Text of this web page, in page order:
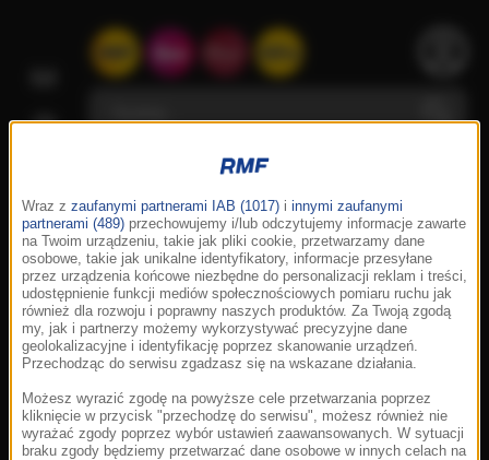
Wraz z zaufanymi partnerami IAB (1017) i innymi zaufanymi
partnerami (489) przechowujemy i/lub odczytujemy informacje zawarte
na Twoim urządzeniu, takie jak pliki cookie, przetwarzamy dane
osobowe, takie jak unikalne identyfikatory, informacje przesyłane
przez urządzenia końcowe niezbędne do personalizacji reklam i treści,
udostępnienie funkcji mediów społecznościowych pomiaru ruchu jak
również dla rozwoju i poprawny naszych produktów. Za Twoją zgodą
my, jak i partnerzy możemy wykorzystywać precyzyjne dane
geolokalizacyjne i identyfikację poprzez skanowanie urządzeń.
Przechodząc do serwisu zgadzasz się na wskazane działania.
Możesz wyrazić zgodę na powyższe cele przetwarzania poprzez
kliknięcie w przycisk "przechodzę do serwisu", możesz również nie
wyrażać zgody poprzez wybór ustawień zaawansowanych. W sytuacji
braku zgody będziemy przetwarzać dane osobowe w innych celach na